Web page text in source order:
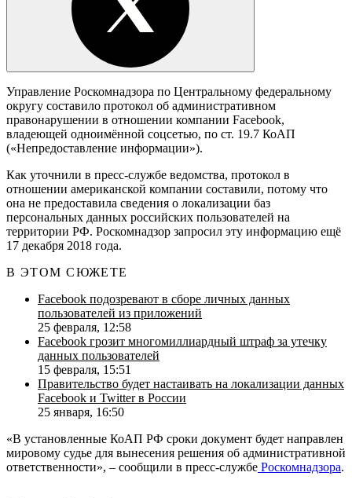
Управление Роскомнадзора по Центральному федеральному
округу составило протокол об административном
правонарушении в отношении компании Facebook,
владеющей одноимённой соцсетью, по ст. 19.7 КоАП
(«Непредоставление информации»).
Как уточнили в пресс-службе ведомства, протокол в
отношении американской компании составили, потому что
она не предоставила сведения о локализации баз
персональных данных российских пользователей на
территории РФ. Роскомнадзор запросил эту информацию ещё
17 декабря 2018 года.
В ЭТОМ СЮЖЕТЕ
Facebook подозревают в сборе личных данных
пользователей из приложений
25 февраля, 12:58
Facebook грозит многомиллиардный штраф за утечку
данных пользователей
15 февраля, 15:51
Правительство будет настаивать на локализации данных
Facebook и Twitter в России
25 января, 16:50
«В установленные КоАП РФ сроки документ будет направлен
мировому судье для вынесения решения об административной
ответственности», – сообщили в пресс-службе Роскомнадзора.